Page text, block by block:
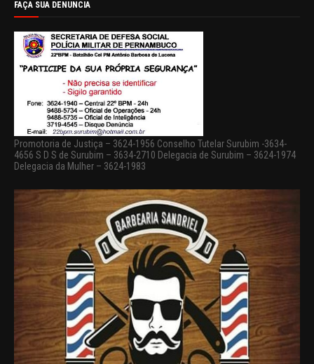
FAÇA SUA DENUNCIA
Promotoria de Justiça – 3624-1956 Conselho Tutelar Surubim -3634-
4656 S D S de Surubim – 3634-2710 Delegacia de Surubim – 3624-1974
Delegacia da Mulher – 3624-1983